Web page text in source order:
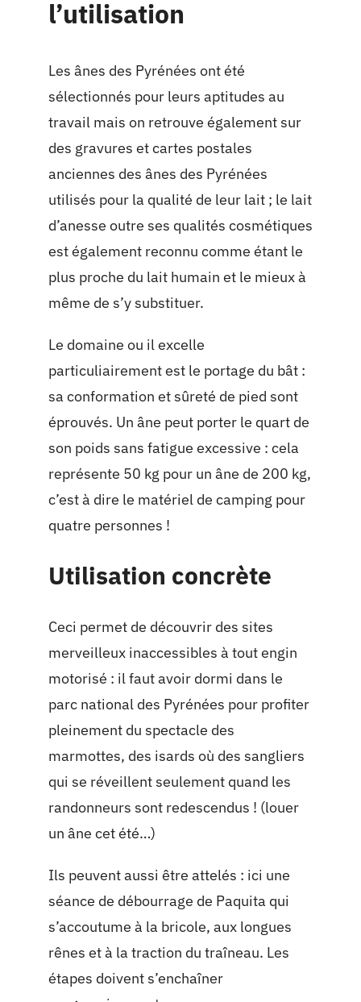
l’utilisation
Les ânes des Pyrénées ont été
sélectionnés pour leurs aptitudes au
travail mais on retrouve également sur
des gravures et cartes postales
anciennes des ânes des Pyrénées
utilisés pour la qualité de leur lait ; le lait
d’anesse outre ses qualités cosmétiques
est également reconnu comme étant le
plus proche du lait humain et le mieux à
même de s’y substituer.
Le domaine ou il excelle
particuliairement est le portage du bât :
sa conformation et sûreté de pied sont
éprouvés. Un âne peut porter le quart de
son poids sans fatigue excessive : cela
représente 50 kg pour un âne de 200 kg,
c’est à dire le matériel de camping pour
quatre personnes !
Utilisation concrète
Ceci permet de découvrir des sites
merveilleux inaccessibles à tout engin
motorisé : il faut avoir dormi dans le
parc national des Pyrénées pour profiter
pleinement du spectacle des
marmottes, des isards où des sangliers
qui se réveillent seulement quand les
randonneurs sont redescendus ! (louer
un âne cet été…)
Ils peuvent aussi être attelés : ici une
séance de débourrage de Paquita qui
s’accoutume à la bricole, aux longues
rênes et à la traction du traîneau. Les
étapes doivent s’enchaîner